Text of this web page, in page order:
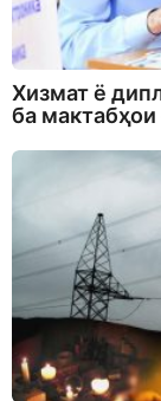
Хизмат ё
ба